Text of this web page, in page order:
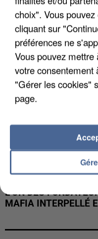
DE FAUNE SAUVAGE
L’UN DES
MAFIA INTERPELLÉ
choix". Vous
cliquant sur
préférences ne
Vous pouvez
votre consentement
"Gérer les cookies"
page.